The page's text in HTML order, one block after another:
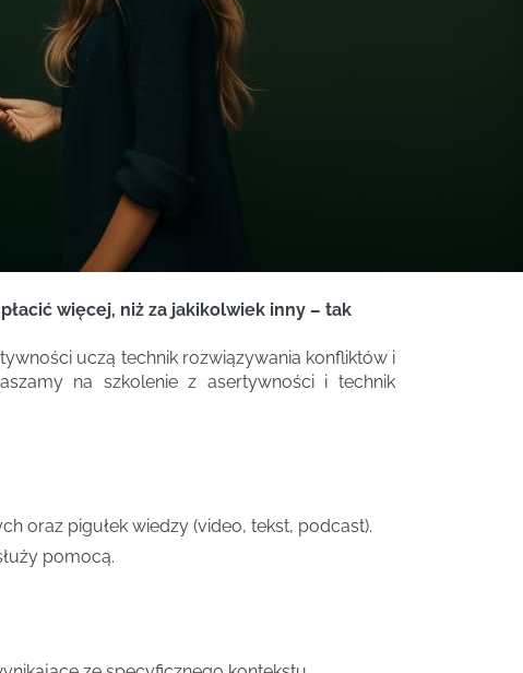
więcej, niż za jakikolwiek inny – tak
uczą technik rozwiązywania konfliktów i
na szkolenie z asertywności i technik
oraz pigułek wiedzy (video, tekst, podcast).
pomocą.